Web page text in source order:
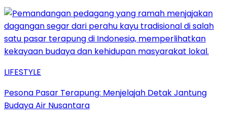
LIFESTYLE
Pesona Pasar Terapung: Menjelajah Detak Jantung
Budaya Air Nusantara